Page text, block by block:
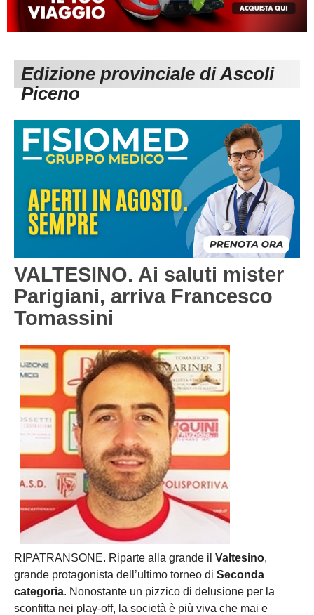
MACERATA
Carica la tua Rosa
ECCELLENZA
1^ CATEGORIA
3^ CATEGORIA
GIOVANILI
REGIONALI
Edizione provinciale di Ascoli
Piceno
VALTESINO. Ai saluti mister
Parigiani, arriva Francesco
Tomassini
RIPATRANSONE. Riparte alla grande il Valtesino,
grande protagonista dell’ultimo torneo di Seconda
categoria. Nonostante un pizzico di delusione per la
sconfitta nei play-off, la società è più viva che mai e